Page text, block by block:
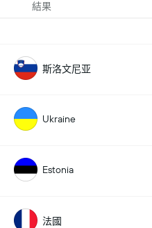
結果
斯洛文尼亚
Ukraine
Estonia
法國